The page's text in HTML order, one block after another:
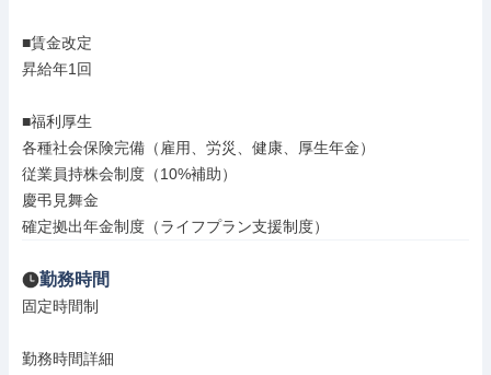
■賃金改定
昇給年1回
■福利厚生
各種社会保険完備（雇用、労災、健康、厚生年金）
従業員持株会制度（10%補助）
慶弔見舞金
確定拠出年金制度（ライフプラン支援制度）
勤務時間
固定時間制
勤務時間詳細